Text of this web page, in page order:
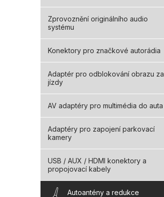
Zprovoznění originálního audio
systému
Konektory pro značkové autorádia
Adaptér pro odblokování obrazu za
jízdy
AV adaptéry pro multimédia do auta
Adaptéry pro zapojení parkovací
kamery
USB / AUX / HDMI konektory a
propojovací kabely
Autoantény a redukce